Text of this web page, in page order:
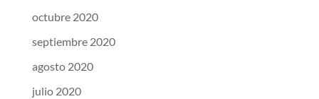
octubre 2020
septiembre 2020
agosto 2020
julio 2020